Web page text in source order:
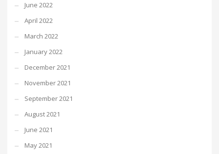
June 2022
April 2022
March 2022
January 2022
December 2021
November 2021
September 2021
August 2021
June 2021
May 2021